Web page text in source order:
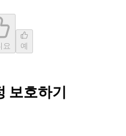
요 예
보호하기